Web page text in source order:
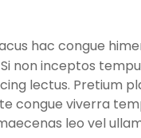
hac congue
non inceptos
lectus. Pretium
congue viverra
leo vel